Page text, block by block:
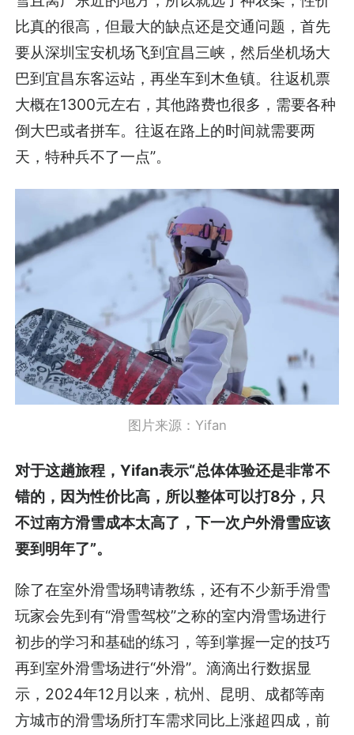
比真的很高，但最大的缺点还是交通问题，首先
要从深圳宝安机场飞到宜昌三峡，然后坐机场大
巴到宜昌东客运站，再坐车到木鱼镇。往返机票
大概在1300元左右，其他路费也很多，需要各种
倒大巴或者拼车。往返在路上的时间就需要两
天，特种兵不了一点”。
图片来源：Yifan
对于这趟旅程，Yifan表示“总体体验还是非常不
错的，因为性价比高，所以整体可以打8分，只
不过南方滑雪成本太高了，下一次户外滑雪应该
要到明年了”。
除了在室外滑雪场聘请教练，还有不少新手滑雪
玩家会先到有“滑雪驾校”之称的室内滑雪场进行
初步的学习和基础的练习，等到掌握一定的技巧
再到室外滑雪场进行“外滑”。滴滴出行数据显
示，2024年12月以来，杭州、昆明、成都等南
方城市的滑雪场所打车需求同比上涨超四成，前